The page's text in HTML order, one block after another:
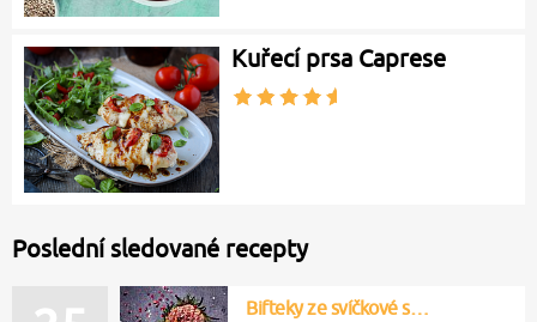
Kuřecí prsa Caprese
Poslední sledované recepty
Bifteky ze svíčkové s…